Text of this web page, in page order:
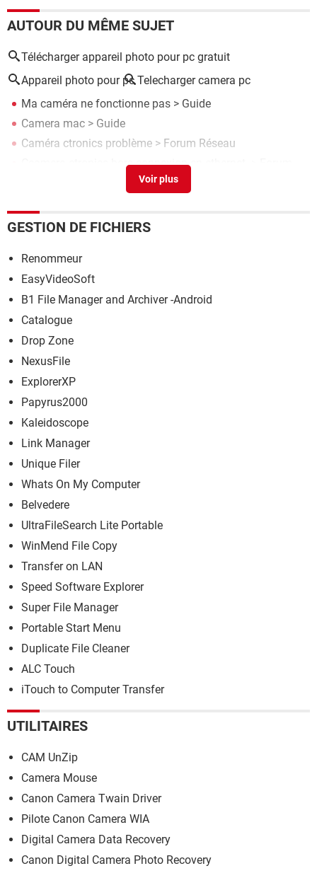
AUTOUR DU MÊME SUJET
Télécharger appareil photo pour pc gratuit
Appareil photo pour pc Telecharger camera pc
Ma caméra ne fonctionne pas > Guide
Camera mac > Guide
Caméra ctronics problème > Forum Réseau
Ccamera ctronics hors connexion en ethernet.
Caméra
GESTION DE FICHIERS
Renommeur
EasyVideoSoft
B1 File Manager and Archiver -Android
Catalogue
Drop Zone
NexusFile
ExplorerXP
Papyrus2000
Kaleidoscope
Link Manager
Unique Filer
Whats On My Computer
Belvedere
UltraFileSearch Lite Portable
WinMend File Copy
Transfer on LAN
Speed Software Explorer
Super File Manager
Portable Start Menu
Duplicate File Cleaner
ALC Touch
iTouch to Computer Transfer
UTILITAIRES
CAM UnZip
Camera Mouse
Canon Camera Twain Driver
Pilote Canon Camera WIA
Digital Camera Data Recovery
Canon Digital Camera Photo Recovery